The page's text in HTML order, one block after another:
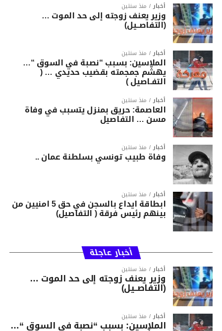
أخبار منذ سنتين
وزير يعنف زوجته إلى حد الموت …
(التفاصــيل)
أخبار منذ سنتين
الملاسين: بسبب “نصبة في السوق “…
يهشّم جمجمته بقضيب حديدي … (
التفـاصيل )
أخبار منذ سنتين
العاصمة: حريق بمنزل يتسبب في وفاة
مسن … التفاصيل
أخبار منذ سنتين
وفاة طبيب تونسي بسلطنة عمان ..
أخبار منذ سنتين
ابطاقة ايداع بالسجن في حق 5 امنيين من
بينهم رئيس فرقة ( التفاصيل)
أخبار عاجلة
أخبار منذ سنتين
وزير يعنف زوجته إلى حد الموت …
(التفاصــيل)
أخبار منذ سنتين
الملاسين: بسبب “نصبة في السوق “…